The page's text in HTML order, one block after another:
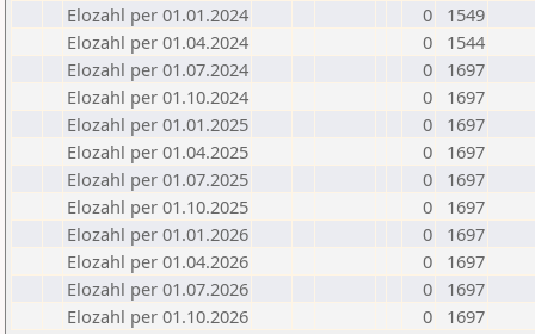
Elozahl per 01.01.2024
0
1549
Elozahl per 01.04.2024
0
1544
Elozahl per 01.07.2024
0
1697
Elozahl per 01.10.2024
0
1697
Elozahl per 01.01.2025
0
1697
Elozahl per 01.04.2025
0
1697
Elozahl per 01.07.2025
0
1697
Elozahl per 01.10.2025
0
1697
Elozahl per 01.01.2026
0
1697
Elozahl per 01.04.2026
0
1697
Elozahl per 01.07.2026
0
1697
Elozahl per 01.10.2026
0 1697